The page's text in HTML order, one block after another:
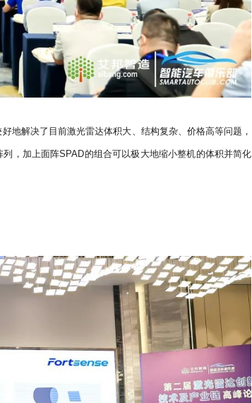
地解决了目前激光雷达体积大、结构复杂、价格高等问题，
，加上面阵SPAD的组合可以极大地缩小整机的体积并简化